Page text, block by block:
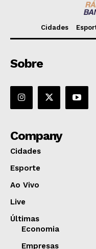
Cidades
Sobre
Company
Cidades
Esporte
Ao Vivo
Live
Últimas
Economia
Empresas